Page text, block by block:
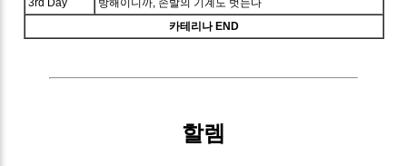
3rd Day
방해이니까, 손발의 기계도 벗는다
카테리나 END
할렘